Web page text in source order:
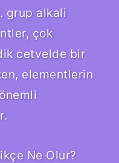
grup alkali
çok
cetvelde bir
elementlerin
Ne Olur?